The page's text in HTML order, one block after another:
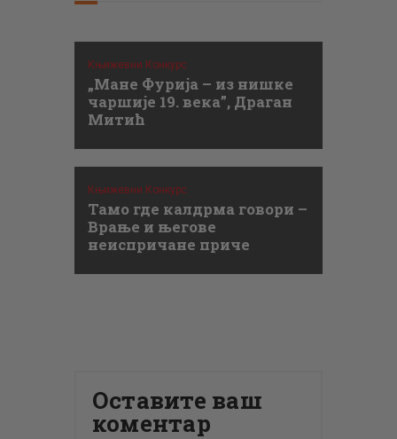
Књижевни Конкурс
„Мане Фурија – из нишке
чаршије 19. века”, Драган
Митић
Књижевни Конкурс
Тамо где калдрма говори –
Врање и његове
неиспричане приче
Оставите ваш
коментар